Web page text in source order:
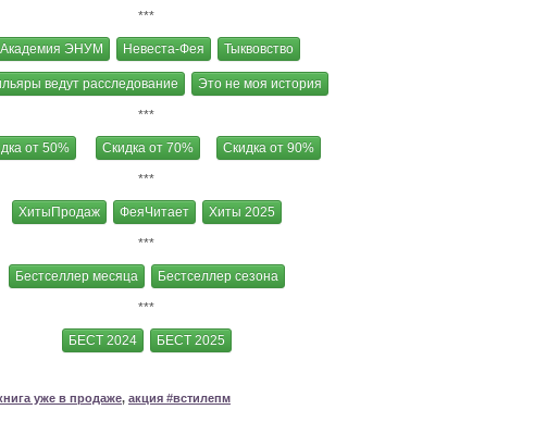
***
Академия ЭНУМ Невеста-Фея Тыквовство
ведут расследование Это не моя история
***
от 50% Скидка от 70% Скидка от 90%
***
ХитыПродаж ФеяЧитает Хиты 2025
***
Бестселлер месяца Бестселлер сезона
***
БЕСТ 2024 БЕСТ 2025
уже в продаже, акция #встилепм